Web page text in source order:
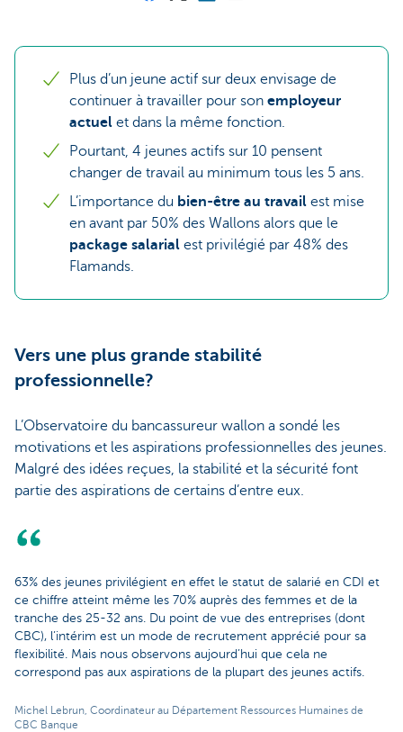
Plus d’un jeune actif sur deux envisage de
continuer à travailler pour son employeur
actuel et dans la même fonction.
Pourtant, 4 jeunes actifs sur 10 pensent
changer de travail au minimum tous les 5 ans.
L’importance du bien-être au travail est mise
en avant par 50% des Wallons alors que le
package salarial est privilégié par 48% des
Flamands.
Vers une plus grande stabilité
professionnelle?
L’Observatoire du bancassureur wallon a sondé les
motivations et les aspirations professionnelles des jeunes.
Malgré des idées reçues, la stabilité et la sécurité font
partie des aspirations de certains d’entre eux.
63% des jeunes privilégient en effet le statut de salarié en CDI et
ce chiffre atteint même les 70% auprès des femmes et de la
tranche des 25-32 ans. Du point de vue des entreprises (dont
CBC), l’intérim est un mode de recrutement apprécié pour sa
flexibilité. Mais nous observons aujourd’hui que cela ne
correspond pas aux aspirations de la plupart des jeunes actifs.
Michel Lebrun, Coordinateur au Département Ressources Humaines de
CBC Banque